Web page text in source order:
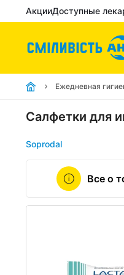
АкцииДоступные
Ежедневная
Салфетки для
Soprodal
Все о